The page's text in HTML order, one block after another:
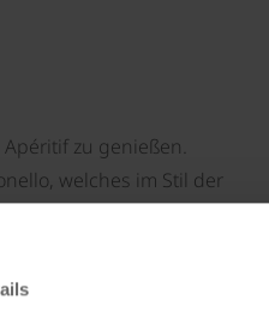
zu genießen.
welches im Stil der
werden und im